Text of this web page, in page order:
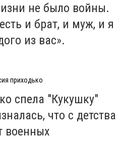
не было войны.
и брат, и муж, и я
из вас».
приходько
спела "Кукушку"
что с детства
военных